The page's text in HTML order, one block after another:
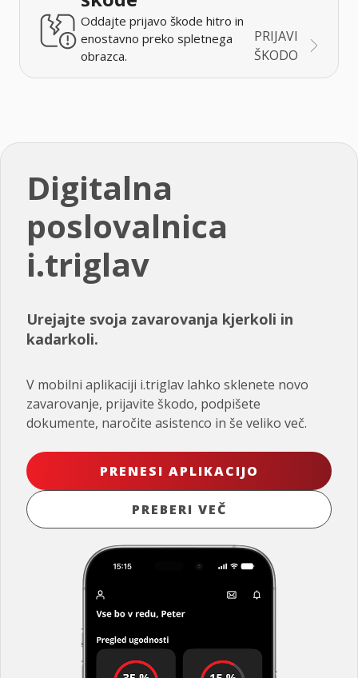
Oddajte prijavo škode hitro in
enostavno preko spletnega
obrazca.
PRIJAVI
ŠKODO
Digitalna
poslovalnica
i.triglav
Urejajte svoja zavarovanja kjerkoli in
kadarkoli.
V mobilni aplikaciji i.triglav lahko sklenete novo
zavarovanje, prijavite škodo, podpišete
dokumente, naročite asistenco in še veliko več.
PRENESI APLIKACIJO
PREBERI VEČ